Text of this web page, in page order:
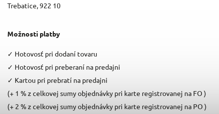
Trebatice, 922 10
Možnosti platby
✓ Hotovosť pri dodaní tovaru
✓ Hotovosť pri preberaní na predajni
✓ Kartou pri prebratí na predajni
(+ 1 % z celkovej sumy objednávky pri karte registrovanej na FO )
(+ 2 % z celkovej sumy objednávky pri karte registrovanej na PO )